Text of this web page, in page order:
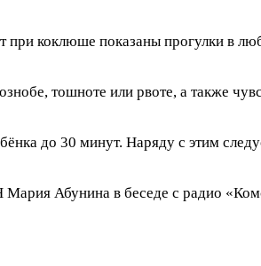
коклюше показаны прогулки в
тошноте или рвоте, а также
до 30 минут. Наряду с этим
Абунина в беседе с радио